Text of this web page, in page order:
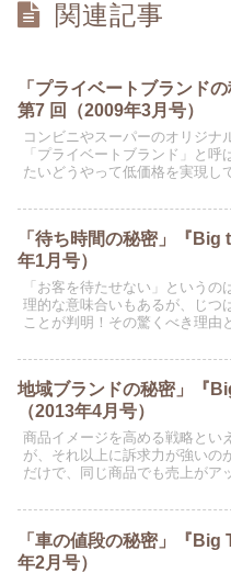
関連記事
「プライベートブランド
第7 回（2009年3月号）
コンビニやスーパーのオリジナ
「プライベートブランド」と
たいどうやって低価格を実現
「待ち時間の秘密」『
年1月号）
「お客を待たせない」という
理的な意味合いもあるが、じつ
ことが判明！その驚くべき理由
地域ブランドの秘密」『
（2013年4月号）
商品イメージを高める戦略とい
が、それ以上に訴求力が強いの
だけで、同じ商品でも売上がア
「車の値段の秘密」『
年2月号）